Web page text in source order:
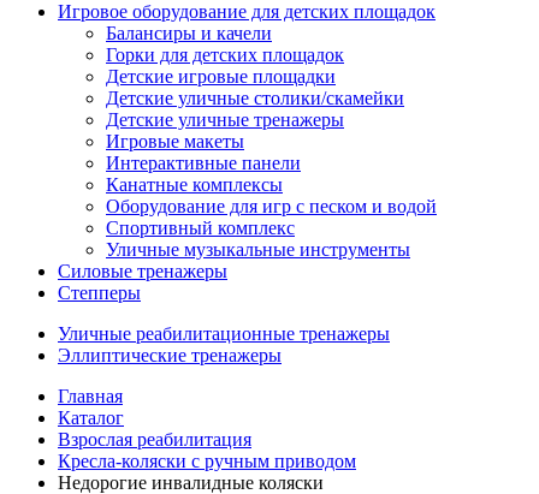
Игровое оборудование для детских площадок
Балансиры и качели
Горки для детских площадок
Детские игровые площадки
Детские уличные столики/скамейки
Детские уличные тренажеры
Игровые макеты
Интерактивные панели
Канатные комплексы
Оборудование для игр с песком и водой
Спортивный комплекс
Уличные музыкальные инструменты
Силовые тренажеры
Степперы
Уличные реабилитационные тренажеры
Эллиптические тренажеры
Главная
Каталог
Взрослая реабилитация
Кресла-коляски с ручным приводом
Недорогие инвалидные коляски